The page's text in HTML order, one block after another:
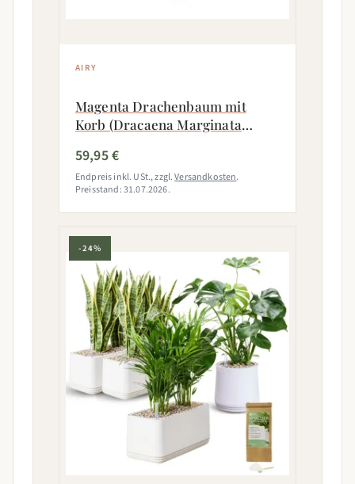
AIRY
Magenta Drachenbaum mit
Korb (Dracaena Marginata
59,95 €
Endpreis inkl. USt., zzgl.Versandkosten.
Preisstand: 31.07.2026.
-24%